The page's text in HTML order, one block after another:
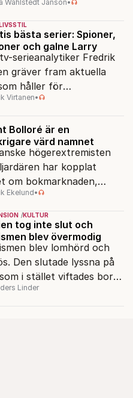
berättelsen om skolan?
Wahlstedt Janson•
bästa serier: Spioner,
och galne Larry
serieanalytiker Fredrik
gräver fram aktuella
håller för
– när
smyger sig
tv-utbudet blir din bästa
Virtanen•
Bolloré är en
värd namnet
högerextremisten
har kopplat
om bokmarknaden,
tv- och radiokanaler.
föra Le Pen till seger.
Ekelund•
KULTUR
tog inte slut och
blev övermodig
blev lomhörd och
Den slutade lyssna på
i stället viftades bort
Men kan
Linder